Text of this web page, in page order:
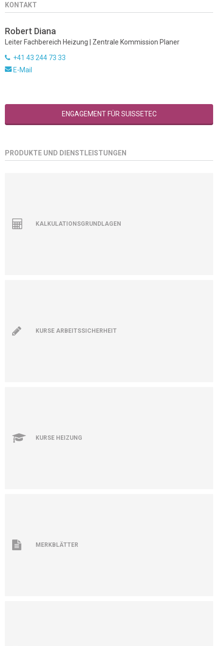
KONTAKT
Robert Diana
Leiter Fachbereich Heizung | Zentrale Kommission Planer
+41 43 244 73 33
E-Mail
ENGAGEMENT FÜR SUISSETEC
PRODUKTE UND DIENSTLEISTUNGEN
KALKULATIONSGRUNDLAGEN
KURSE ARBEITSSICHERHEIT
KURSE HEIZUNG
MERKBLÄTTER